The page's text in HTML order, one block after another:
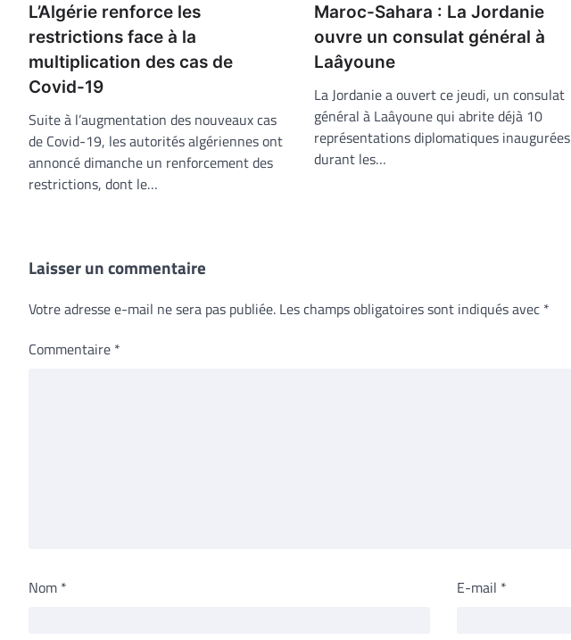
L’Algérie renforce les
restrictions face à la
multiplication des cas de
Covid-19
Suite à l’augmentation des nouveaux cas
de Covid-19, les autorités algériennes ont
annoncé dimanche un renforcement des
restrictions, dont le…
Maroc-Sahara : La Jordanie
ouvre un consulat général à
Laâyoune
La Jordanie a ouvert ce jeudi, un consulat
général à Laâyoune qui abrite déjà 10
représentations diplomatiques inaugurées
durant les…
Laisser un commentaire
Votre adresse e-mail ne sera pas publiée. Les champs obligatoires sont indiqués avec *
Commentaire *
Nom * E-mail *